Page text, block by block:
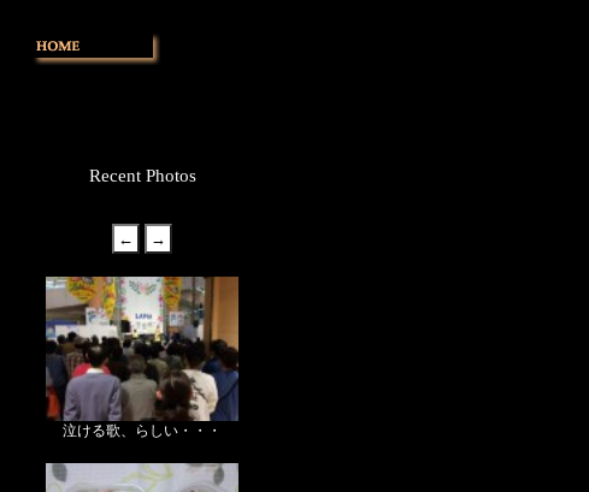
Recent Photos
泣ける歌、らしい・・・